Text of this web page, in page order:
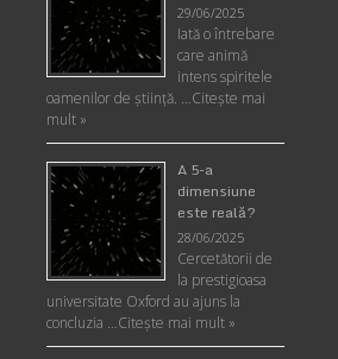
29/06/2025
Iată o întrebare
care animă
intens spiritele
oamenilor de ştiinţă. …Citește mai
mult »
A 5-a
dimensiune
este reală?
28/06/2025
Cercetătorii de
la prestigioasa
universitate Oxford au ajuns la
concluzia …Citește mai mult »